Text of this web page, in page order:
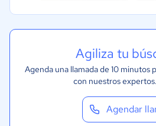
Agiliza tu
Agenda una llamada de 10 minutos
con nuestros expertos.
Agendar